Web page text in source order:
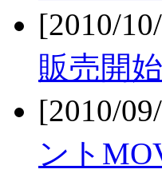
[2010/
販売開
[2010/
ント